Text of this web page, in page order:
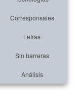
Corresponsales
Letras
Sin barreras
Análisis